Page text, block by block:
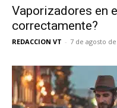
No te
últimas
Vaporizadores en
correctamente?
REDACCION VT - 7 de agosto de